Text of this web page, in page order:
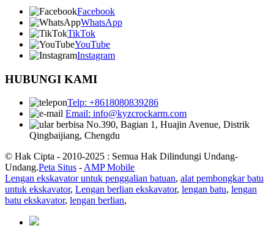
Facebook
WhatsApp
TikTok
YouTube
Instagram
HUBUNGI KAMI
Telp: +8618080839286
Email: info@kyzcrockarm.com
No.390, Bagian 1, Huajin Avenue, Distrik
Qingbaijiang, Chengdu
© Hak Cipta - 2010-2025 : Semua Hak Dilindungi Undang-
Undang.Peta Situs -AMP Mobile
Lengan ekskavator untuk penggalian batuan, alat pembongkar batu
untuk ekskavator, Lengan berlian ekskavator, lengan batu, lengan
batu ekskavator, lengan berlian,